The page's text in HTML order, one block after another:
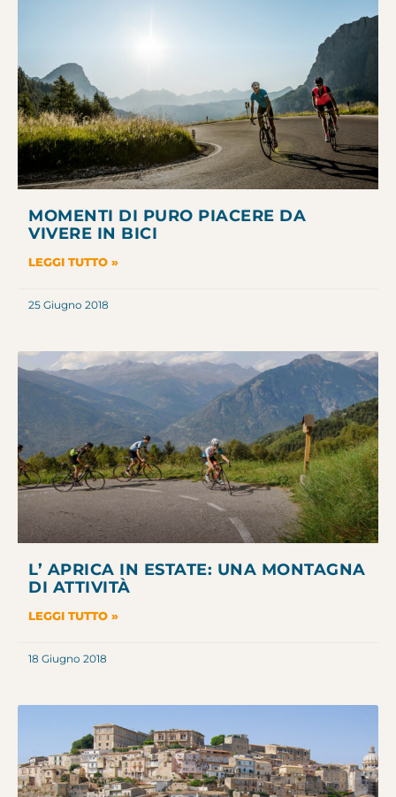
MOMENTI DI PURO PIACERE DA
VIVERE IN BICI
LEGGI TUTTO »
25 Giugno 2018
L’ APRICA IN ESTATE: UNA MONTAGNA
DI ATTIVITÀ
LEGGI TUTTO »
18 Giugno 2018